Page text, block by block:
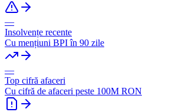
—
Insolvențe recente
Cu mențiuni BPI în 90 zile
—
Top cifră afaceri
Cu cifră de afaceri peste 100M RON